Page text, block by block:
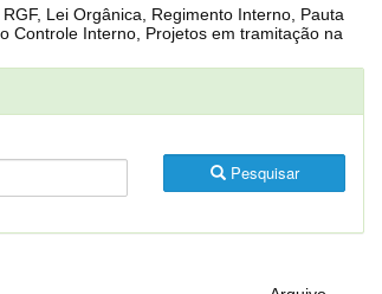
Pesquisar